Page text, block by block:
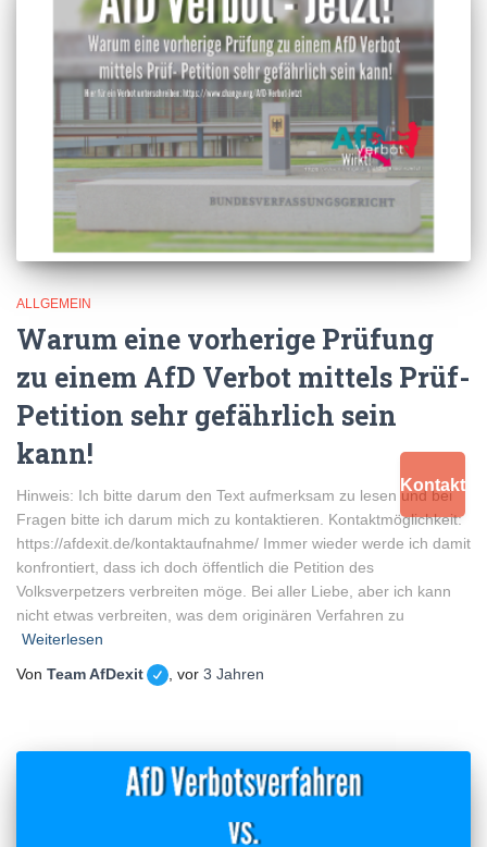
ALLGEMEIN
Warum eine vorherige Prüfung
zu einem AfD Verbot mittels Prüf-
Petition sehr gefährlich sein
kann!
Hinweis: Ich bitte darum den Text aufmerksam zu lesen und bei
Fragen bitte ich darum mich zu kontaktieren. Kontaktmöglichkeit:
https://afdexit.de/kontaktaufnahme/ Immer wieder werde ich damit
konfrontiert, dass ich doch öffentlich die Petition des
Volksverpetzers verbreiten möge. Bei aller Liebe, aber ich kann
nicht etwas verbreiten, was dem originären Verfahren zu
Weiterlesen
Von Team AfDexit , vor 3 Jahren
Kontakt